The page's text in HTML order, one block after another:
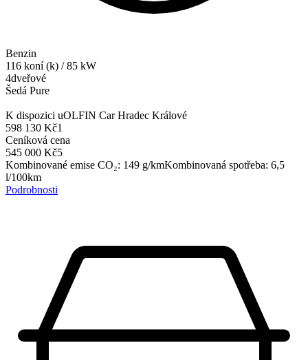
Benzin
116 koní (k) / 85 kW
4dveřové
Šedá Pure
K dispozici uOLFIN Car Hradec Králové
598 130 Kč1
Ceníková cena
545 000 Kč5
Kombinované emise CO₂: 149 g/kmKombinovaná spotřeba: 6,5
l/100km
Podrobnosti